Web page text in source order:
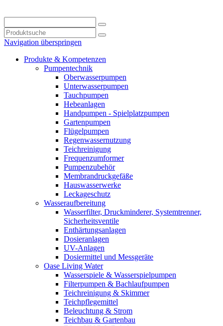
Navigation überspringen
Produkte & Kompetenzen
Pumpentechnik
Oberwasserpumpen
Unterwasserpumpen
Tauchpumpen
Hebeanlagen
Handpumpen - Spielplatzpumpen
Gartenpumpen
Flügelpumpen
Regenwassernutzung
Teichreinigung
Frequenzumformer
Pumpenzubehör
Membrandruckgefäße
Hauswasserwerke
Leckageschutz
Wasseraufbereitung
Wasserfilter, Druckminderer, Systemtrenner,
Sicherheitsventile
Enthärtungsanlagen
Dosieranlagen
UV-Anlagen
Dosiermittel und Messgeräte
Oase Living Water
Wasserspiele & Wasserspielpumpen
Filterpumpen & Bachlaufpumpen
Teichreinigung & Skimmer
Teichpflegemittel
Beleuchtung & Strom
Teichbau & Gartenbau